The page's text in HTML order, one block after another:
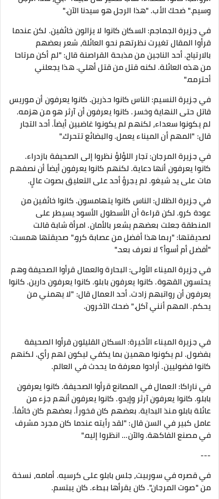
وسيم." ضحك الأب. "هذا الرجل هو سيدنا الآن."
في جزيرة الجماجم: السكان كانوا لا يزالون خائفين. لكن عندما
قرأوا المقال تغيرت نظرتهم نحو العائلة، شعر بعضهم
بالارتياح. أحد الناجين من مذبحة القراصنة قال: "لم أكن مرتاحا
من هذه العائلة. لكنه قتل من قتل أهلي. هذا يجعلني
أحترمه."
في جزيرة النسيم: الناس كانوا حذرين. كانوا يعرفون أن موريس
قاتل حتى النهاية وخسر. كانوا يعرفون أن آرثر هو من هزمه.
لم يكونوا سعداء، لكنهم لم يكونوا غاضبين أيضاً. أحد التجار
قال: "المهم أن الميناء يعمل. والبضائع تتحرك."
في جزيرة المرجان: تجار اللؤلؤ نظروا إلى الصحيفة بازدراء.
كانوا يعرفون أنها دعاية. لكنهم كانوا يعرفون أيضاً أن نصفهم
مات على يد شيغو. لم يجرؤ أحد على التعليق بصوت عالٍ.
في جزيرة الظلال: الناس كانوا يتهامسون. كانوا خائفين من
عودة كرو. لكن قراءة أن الأسطول الأسود يسيطر على
المنطقة جعلت بعضهم يشعر بالأمان. امرأة شابة قالت
لصديقتها: "ربما هذا أفضل من عصابة كرو." صديقتها همست:
"أفضل أم أسوأ؟ لا نعرف بعد."
في جزيرة الميناء الأولى: البحارة والعمال قرأوا الصحيفة وهم
يحتسون القهوة. كانوا يعرفون بابلو. كانوا يعرفون دارين. كانوا
يعرفون أن رواتبهم زادت. أحد العمال قال: "لا يهمني من
يحكم. المهم أنني آكل." ضحك الآخرون.
في جزيرة الميناء الأخيرة: السكان القليلون قرأوا الصحيفة
بفضول. لم يكونوا مهمين بما يكفي ليكون لهم رأي. لكنهم
كانوا فضوليين. أرادوا معرفة ما يحدث في العالم.
في ناراكا: العمال في المصانع قرأوا الصحيفة. كانوا يعرفون
بابلو. كانوا يعرفون آرثر وإيدو. كانوا يعرفون أنهم جزء من
عائلة بابلو منذ البداية. بعضهم كان فخوراً. بعضهم كان خائفاً.
عامل كبير في السن قال: "لقد رأيته عندما كان مجرد مشرف
في مصنع الفاكهة. والآن... انظروا إليه."
---
في قصره في سوربيت، جلس بابلو على كرسيه. أمامه، نسخة
من "صوت المرجان". كان يقرأها ببطء. كان يبتسم.